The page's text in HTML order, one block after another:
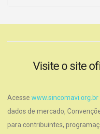
Visite o site
Acesse www.sincomavi.org.br
dados de mercado,
para contribuintes,